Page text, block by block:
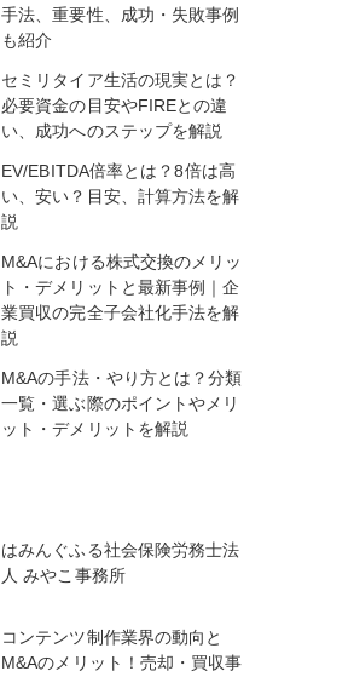
手法、重要性、成功・失敗事例
も紹介
セミリタイア生活の現実とは？
必要資金の目安やFIREとの違
い、成功へのステップを解説
EV/EBITDA倍率とは？8倍は高
い、安い？目安、計算方法を解
説
M&Aにおける株式交換のメリッ
ト・デメリットと最新事例｜企
業買収の完全子会社化手法を解
説
M&Aの手法・やり方とは？分類
一覧・選ぶ際のポイントやメリ
ット・デメリットを解説
はみんぐふる社会保険労務士法
人 みやこ事務所
コンテンツ制作業界の動向と
M&Aのメリット！売却・買収事